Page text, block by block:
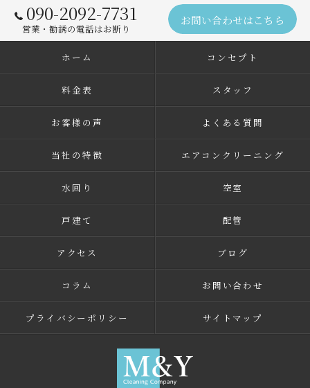
090-2092-7731
営業・勧誘の電話はお断り
お問い合わせはこちら
ホーム コンセプト
料金表 スタッフ
お客様の声 よくある質問
当社の特徴 エアコンクリーニング
水回り 空室
戸建て 配管
アクセス ブログ
コラム お問い合わせ
プライバシーポリシー サイトマップ